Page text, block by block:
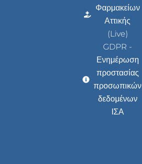
Φαρμακείων
Αττικής
(Live)
GDPR -
Ενημέρωση
προστασίας
προσωπικών
δεδομένων
ΙΣΑ